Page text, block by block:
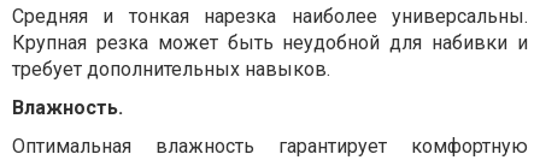
Средняя и тонкая нарезка наиболее универсальны.
Крупная резка может быть неудобной для набивки и
требует дополнительных навыков.
Влажность.
Оптимальная влажность гарантирует комфортную